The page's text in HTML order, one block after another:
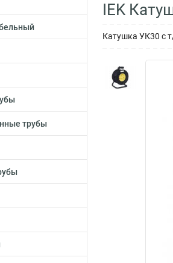
трубы
IEK
Катушка УК30 с